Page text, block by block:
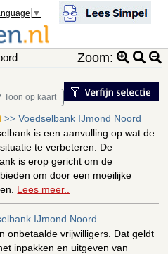
▼
Zoom:
Toon op kaart
>>Voedselbank IJmond Noord
is een aanvulling op wat de
te verbeteren. De
is erop gericht om de
om door een moeilijke
Lees meer..
IJmond Noord
onbetaalde vrijwilligers. Dat geldt
inpakken en uitgeven van